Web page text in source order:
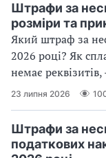
Штрафи за
розміри та
Який штраф за
2026 році? Як
немає реквізитів,
23 липня 2026
Штрафи за
податкових